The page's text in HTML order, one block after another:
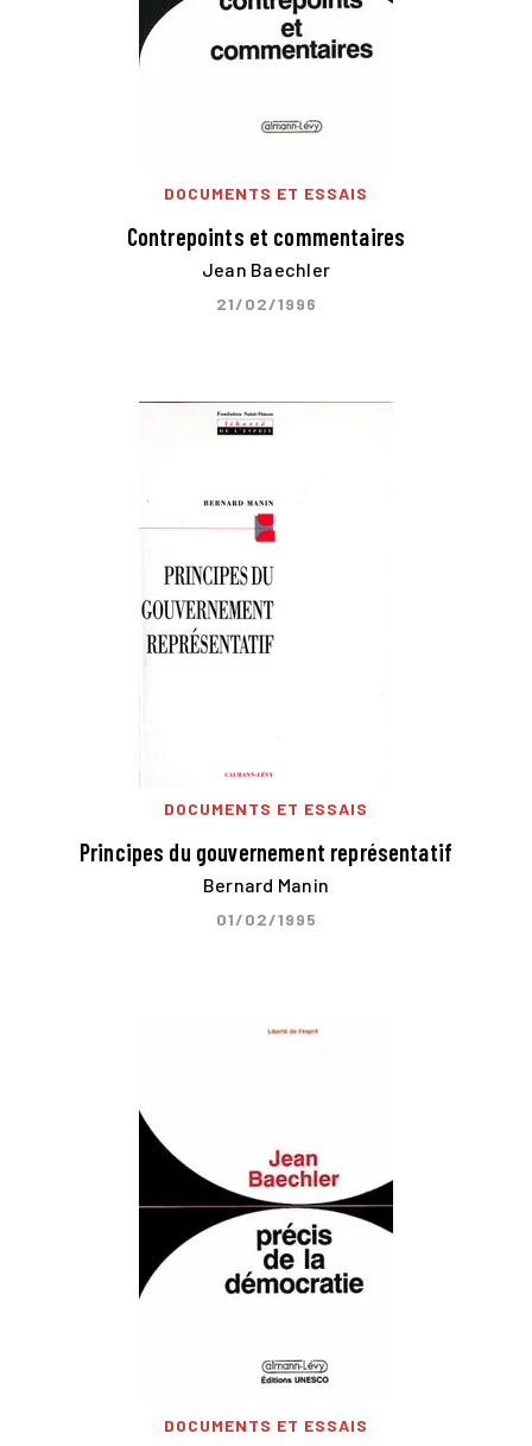
DOCUMENTS ET ESSAIS
Contrepoints et commentaires
Jean Baechler
21/02/1996
DOCUMENTS ET ESSAIS
Principes du gouvernement représentatif
Bernard Manin
01/02/1995
DOCUMENTS ET ESSAIS